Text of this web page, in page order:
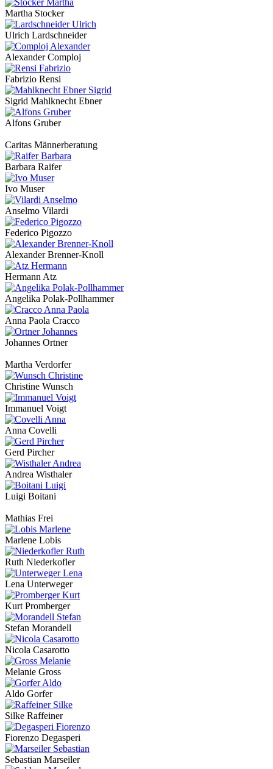
Martha Stocker
Ulrich Lardschneider
Alexander Comploj
Fabrizio Rensi
Sigrid Mahlknecht Ebner
Alfons Gruber
Caritas Männerberatung
Barbara Raifer
Ivo Muser
Anselmo Vilardi
Federico Pigozzo
Alexander Brenner-Knoll
Hermann Atz
Angelika Polak-Pollhammer
Anna Paola Cracco
Johannes Ortner
Martha Verdorfer
Christine Wunsch
Immanuel Voigt
Anna Covelli
Gerd Pircher
Andrea Wisthaler
Luigi Boitani
Mathias Frei
Marlene Lobis
Ruth Niederkofler
Lena Unterweger
Kurt Promberger
Stefan Morandell
Nicola Casarotto
Melanie Gross
Aldo Gorfer
Silke Raffeiner
Fiorenzo Degasperi
Sebastian Marseiler